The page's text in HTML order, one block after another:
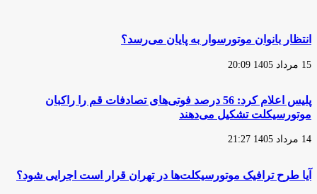
و
اتومبیلرانی
انتظار بانوان موتورسوار به پایان می‌رسد؟
15 مرداد 1405 20:09
پلیس اعلام کرد: 56 درصد فوتی‌های تصادفات قم را راکبان
موتورسیکلت تشکیل می‌دهند
14 مرداد 1405 21:27
آیا طرح ترافیک موتورسیکلت‌ها در تهران قرار است اجرایی شود؟